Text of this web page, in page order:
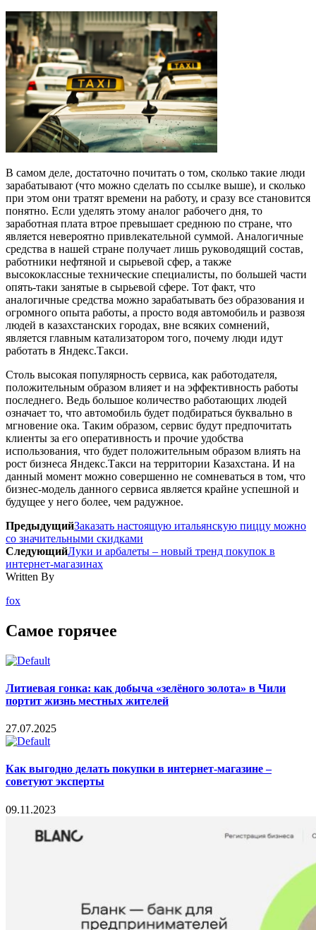
В самом деле, достаточно почитать о том, сколько такие люди
зарабатывают (что можно сделать по ссылке выше), и сколько
при этом они тратят времени на работу, и сразу все становится
понятно. Если уделять этому аналог рабочего дня, то
заработная плата втрое превышает среднюю по стране, что
является невероятно привлекательной суммой. Аналогичные
средства в нашей стране получает лишь руководящий состав,
работники нефтяной и сырьевой сфер, а также
высококлассные технические специалисты, по большей части
опять-таки занятые в сырьевой сфере. Тот факт, что
аналогичные средства можно зарабатывать без образования и
огромного опыта работы, а просто водя автомобиль и развозя
людей в казахстанских городах, вне всяких сомнений,
является главным катализатором того, почему люди идут
работать в Яндекс.Такси.
Столь высокая популярность сервиса, как работодателя,
положительным образом влияет и на эффективность работы
последнего. Ведь большое количество работающих людей
означает то, что автомобиль будет подбираться буквально в
мгновение ока. Таким образом, сервис будут предпочитать
клиенты за его оперативность и прочие удобства
использования, что будет положительным образом влиять на
рост бизнеса Яндекс.Такси на территории Казахстана. И на
данный момент можно совершенно не сомневаться в том, что
бизнес-модель данного сервиса является крайне успешной и
будущее у него более, чем радужное.
ПредыдущийЗаказать настоящую итальянскую пиццу можно
со значительными скидками
СледующийЛуки и арбалеты – новый тренд покупок в
интернет-магазинах
Written By
fox
Самое горячее
Литиевая гонка: как добыча «зелёного золота» в Чили
портит жизнь местных жителей
27.07.2025
Как выгодно делать покупки в интернет-магазине –
советуют эксперты
09.11.2023